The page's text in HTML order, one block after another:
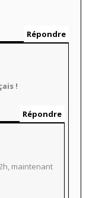
Répondre
!
Répondre
maintenant